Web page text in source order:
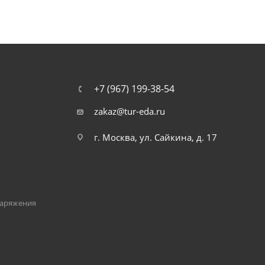
+7 (967) 199-38-54
zakaz@tur-eda.ru
г. Москва, ул. Сайкина, д. 17